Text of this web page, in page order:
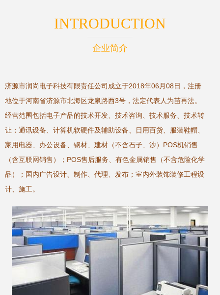
INTRODUCTION
企业简介
济源市润尚电子科技有限责任公司成立于2018年06月08日，注册
地位于河南省济源市北海区龙泉路西3号，法定代表人为苗再法。
经营范围包括电子产品的技术开发、技术咨询、技术服务、技术转
让；通讯设备、计算机软硬件及辅助设备、日用百货、服装鞋帽、
家用电器、办公设备、钢材、建材（不含石子、沙）POS机销售
（含互联网销售）；POS售后服务、有色金属销售（不含危险化学
品）；国内广告设计、制作、代理、发布；室内外装饰装修工程设
计、施工。